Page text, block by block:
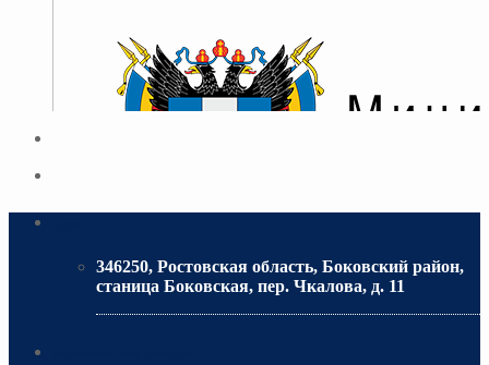
346250, Ростовская область, Боковский район,
станица Боковская, пер. Чкалова, д. 11